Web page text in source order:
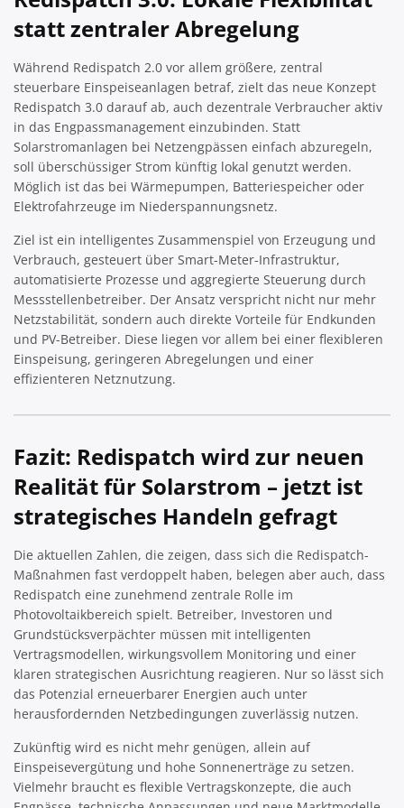
statt zentraler Abregelung
Während Redispatch 2.0 vor allem größere, zentral
steuerbare Einspeiseanlagen betraf, zielt das neue Konzept
Redispatch 3.0 darauf ab, auch dezentrale Verbraucher aktiv
in das Engpassmanagement einzubinden. Statt
Solarstromanlagen bei Netzengpässen einfach abzuregeln,
soll überschüssiger Strom künftig lokal genutzt werden.
Möglich ist das bei Wärmepumpen, Batteriespeicher oder
Elektrofahrzeuge im Niederspannungsnetz.
Ziel ist ein intelligentes Zusammenspiel von Erzeugung und
Verbrauch, gesteuert über Smart-Meter-Infrastruktur,
automatisierte Prozesse und aggregierte Steuerung durch
Messstellenbetreiber. Der Ansatz verspricht nicht nur mehr
Netzstabilität, sondern auch direkte Vorteile für Endkunden
und PV-Betreiber. Diese liegen vor allem bei einer flexibleren
Einspeisung, geringeren Abregelungen und einer
effizienteren Netznutzung.
Fazit: Redispatch wird zur neuen
Realität für Solarstrom – jetzt ist
strategisches Handeln gefragt
Die aktuellen Zahlen, die zeigen, dass sich die Redispatch-
Maßnahmen fast verdoppelt haben, belegen aber auch, dass
Redispatch eine zunehmend zentrale Rolle im
Photovoltaikbereich spielt. Betreiber, Investoren und
Grundstücksverpächter müssen mit intelligenten
Vertragsmodellen, wirkungsvollem Monitoring und einer
klaren strategischen Ausrichtung reagieren. Nur so lässt sich
das Potenzial erneuerbarer Energien auch unter
herausfordernden Netzbedingungen zuverlässig nutzen.
Zukünftig wird es nicht mehr genügen, allein auf
Einspeisevergütung und hohe Sonnenerträge zu setzen.
Vielmehr braucht es flexible Vertragskonzepte, die auch